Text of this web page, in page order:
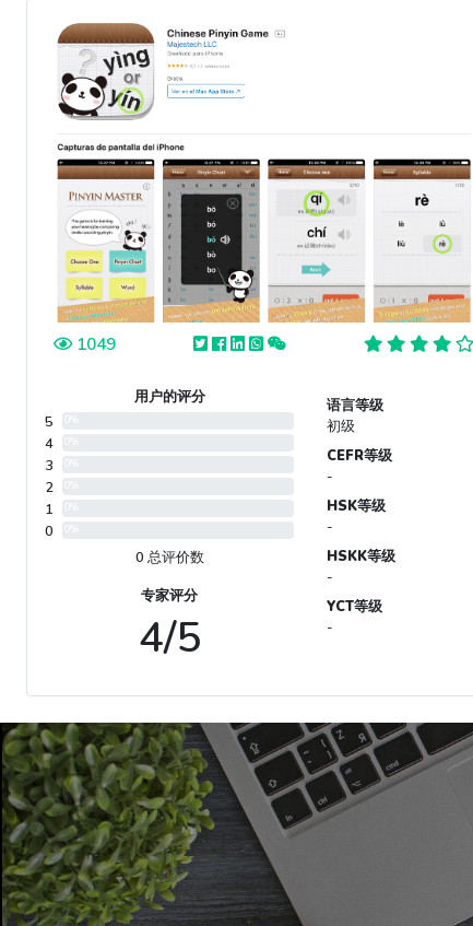
1049
用户的评分
5
4
3
2
1
0
0 总评价数
专家评分
4/5
语言等级
初级
CEFR等级
-
HSK等级
-
HSKK等级
-
YCT等级
-